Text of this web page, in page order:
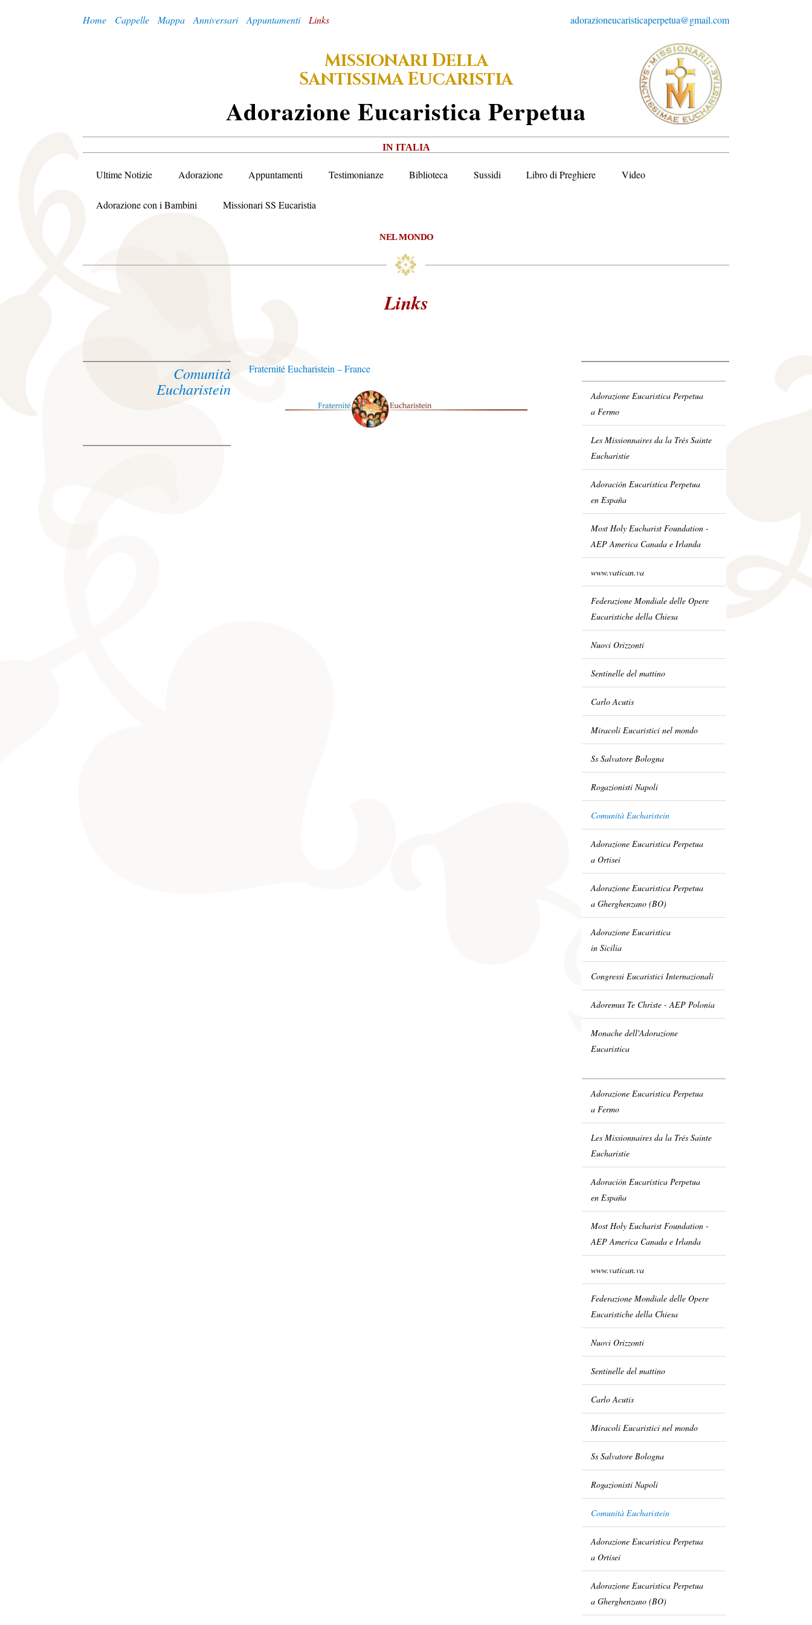
adorazioneucaristicaperpetua@gmail.com
Home Cappelle Mappa Anniversari Appuntamenti Links
MISSIONARIDELLA
SANTISSIMAEUCARISTIA
ADorazione EUcaristica PErpetua
IN ITALIA
Ultime Notizie Adorazione Appuntamenti Testimonianze Biblioteca Sussidi Libro di Preghiere Video
Adorazione con i Bambini Missionari SS Eucaristia
NEL MONDO
Links
Comunità
Eucharistein
Fraternité Eucharistein – France
Adorazione Eucaristica Perpetua
a Fermo
Les Missionnaires da la Trés Sainte
Eucharistie
Adoración Eucarística Perpetua
en España
Most Holy Eucharist Foundation -
AEP America Canada e Irlanda
www.vatican.va
Federazione Mondiale delle Opere
Eucaristiche della Chiesa
Nuovi Orizzonti
Sentinelle del mattino
Carlo Acutis
Miracoli Eucaristici nel mondo
Ss Salvatore Bologna
Rogazionisti Napoli
Comunità Eucharistein
Adorazione Eucaristica Perpetua
a Ortisei
Adorazione Eucaristica Perpetua
a Gherghenzano (BO)
Adorazione Eucaristica
in Sicilia
Congressi Eucaristici Internazionali
Adoremus Te Christe - AEP Polonia
Monache dell'Adorazione
Eucaristica
Adorazione Eucaristica Perpetua
a Fermo
Les Missionnaires da la Trés Sainte
Eucharistie
Adoración Eucarística Perpetua
en España
Most Holy Eucharist Foundation -
AEP America Canada e Irlanda
www.vatican.va
Federazione Mondiale delle Opere
Eucaristiche della Chiesa
Nuovi Orizzonti
Sentinelle del mattino
Carlo Acutis
Miracoli Eucaristici nel mondo
Ss Salvatore Bologna
Rogazionisti Napoli
Comunità Eucharistein
Adorazione Eucaristica Perpetua
a Ortisei
Adorazione Eucaristica Perpetua
a Gherghenzano (BO)